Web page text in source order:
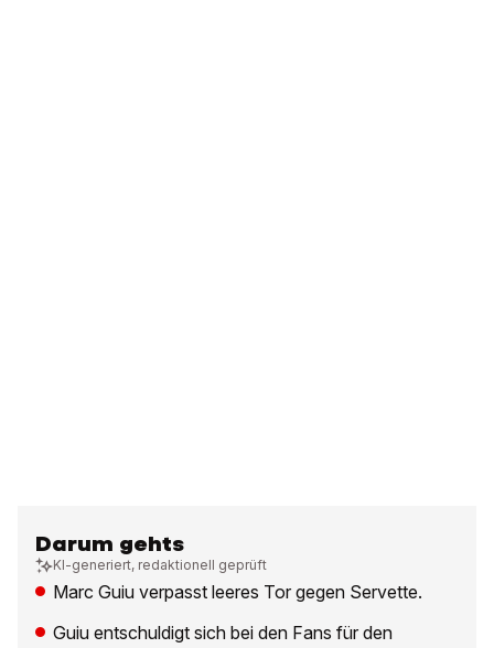
Darum gehts
KI-generiert, redaktionell geprüft
Marc Guiu verpasst leeres Tor gegen Servette.
Guiu entschuldigt sich bei den Fans für den